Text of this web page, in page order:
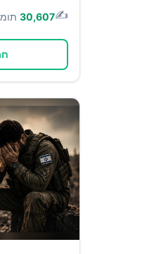
✍️
30,607